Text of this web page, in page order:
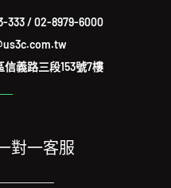
義路三段153號7樓